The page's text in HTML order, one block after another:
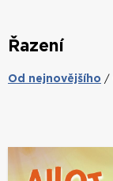
Řazení
Od nejnovějšího /